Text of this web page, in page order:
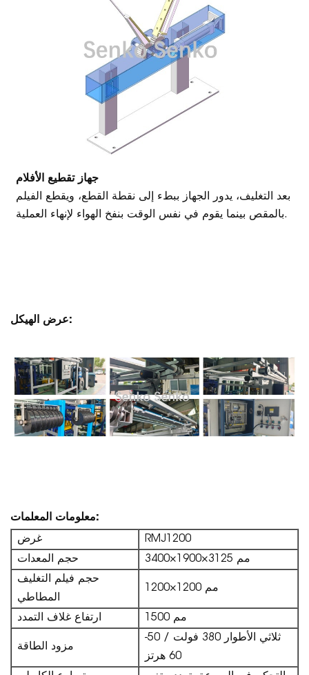
جهاز تقطيع الأفلام
بعد التغليف، يدور الجهاز ببطء إلى نقطة القطع، ويقطع الفيلم
بالمقص بينما يقوم في نفس الوقت بنفخ الهواء لإنهاء العملية.
عرض الهيكل:
معلومات المعلمات:
غرض
RMJ1200
حجم المعدات
3400×1900×3125 مم
حجم فيلم التغليف
المطاطي
1200×1200 مم
ارتفاع غلاف التمدد 1500 مم
مزود الطاقة
ثلاثي الأطوار 380 فولت / 50-
60 هرتز